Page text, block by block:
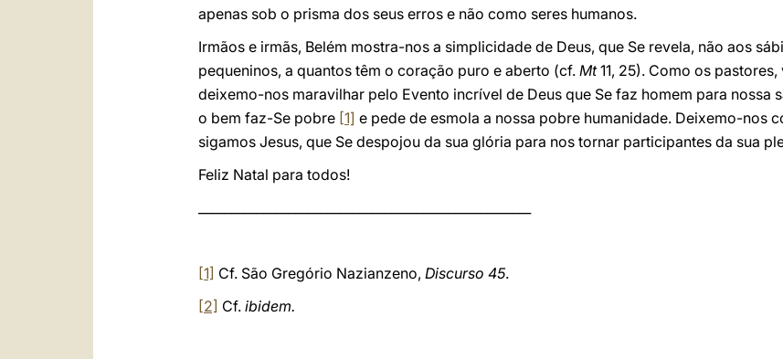
apenas sob o prisma dos seus erros e não como seres humanos.
Irmãos e irmãs, Belém mostra-nos a simplicidade de Deus, que Se revela, não aos
pequeninos, a quantos têm o coração puro e aberto (cf. Mt11, 25). Como os
deixemo-nos maravilhar pelo Evento incrível de Deus que Se faz homem para nossa
o bem faz-Se pobre [1] e pede de esmola a nossa pobre humanidade. Deixemo-nos
sigamos Jesus, que Se despojou da sua glória para nos tornar participantes da sua
Feliz Natal para todos!
[1] Cf. São Gregório Nazianzeno, Discurso 45.
[2] Cf. ibidem.